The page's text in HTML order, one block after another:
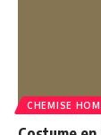
CHEMISE